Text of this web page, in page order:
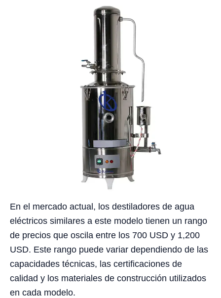
En el mercado actual, los destiladores de agua
eléctricos similares a este modelo tienen un rango
de precios que oscila entre los 700 USD y 1,200
USD. Este rango puede variar dependiendo de las
capacidades técnicas, las certificaciones de
calidad y los materiales de construcción utilizados
en cada modelo.